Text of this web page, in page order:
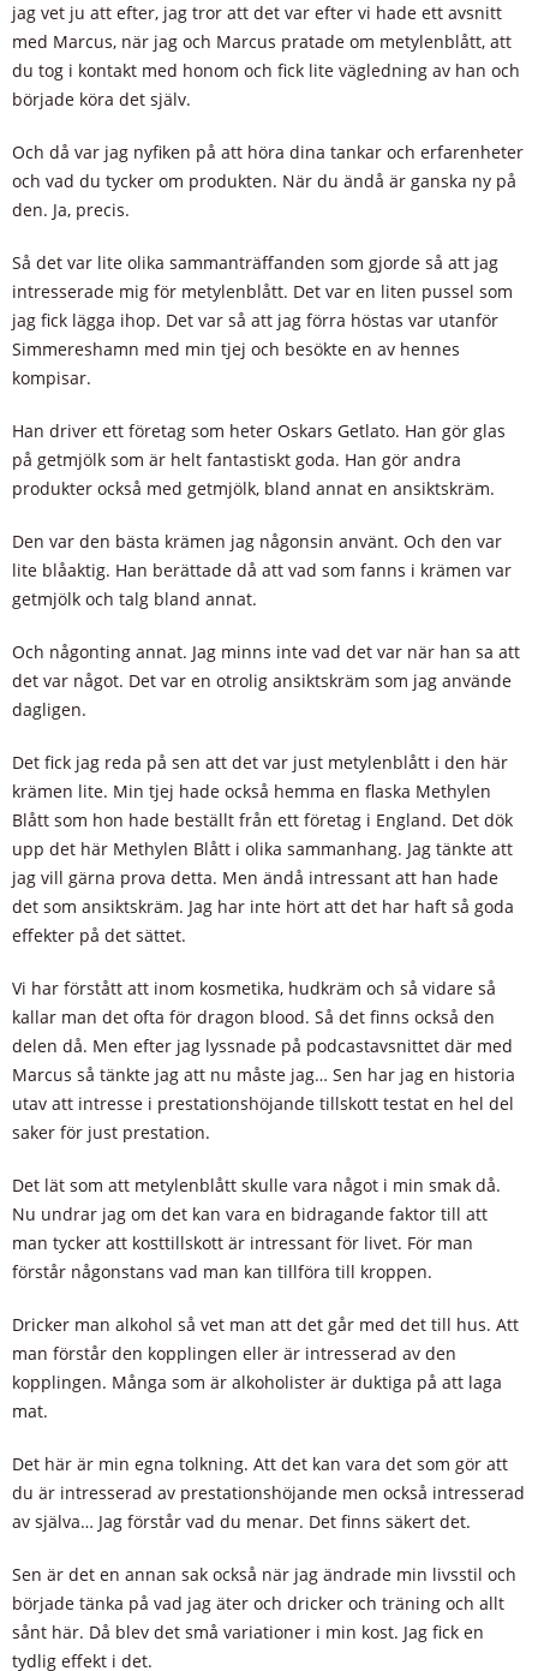
jag vet ju att efter, jag tror att det var efter vi hade ett avsnitt
med Marcus, när jag och Marcus pratade om metylenblått, att
du tog i kontakt med honom och fick lite vägledning av han och
började köra det själv.
Och då var jag nyfiken på att höra dina tankar och erfarenheter
och vad du tycker om produkten. När du ändå är ganska ny på
den. Ja, precis.
Så det var lite olika sammanträffanden som gjorde så att jag
intresserade mig för metylenblått. Det var en liten pussel som
jag fick lägga ihop. Det var så att jag förra höstas var utanför
Simmereshamn med min tjej och besökte en av hennes
kompisar.
Han driver ett företag som heter Oskars Getlato. Han gör glas
på getmjölk som är helt fantastiskt goda. Han gör andra
produkter också med getmjölk, bland annat en ansiktskräm.
Den var den bästa krämen jag någonsin använt. Och den var
lite blåaktig. Han berättade då att vad som fanns i krämen var
getmjölk och talg bland annat.
Och någonting annat. Jag minns inte vad det var när han sa att
det var något. Det var en otrolig ansiktskräm som jag använde
dagligen.
Det fick jag reda på sen att det var just metylenblått i den här
krämen lite. Min tjej hade också hemma en flaska Methylen
Blått som hon hade beställt från ett företag i England. Det dök
upp det här Methylen Blått i olika sammanhang. Jag tänkte att
jag vill gärna prova detta. Men ändå intressant att han hade
det som ansiktskräm. Jag har inte hört att det har haft så goda
effekter på det sättet.
Vi har förstått att inom kosmetika, hudkräm och så vidare så
kallar man det ofta för dragon blood. Så det finns också den
delen då. Men efter jag lyssnade på podcastavsnittet där med
Marcus så tänkte jag att nu måste jag… Sen har jag en historia
utav att intresse i prestationshöjande tillskott testat en hel del
saker för just prestation.
Det lät som att metylenblått skulle vara något i min smak då.
Nu undrar jag om det kan vara en bidragande faktor till att
man tycker att kosttillskott är intressant för livet. För man
förstår någonstans vad man kan tillföra till kroppen.
Dricker man alkohol så vet man att det går med det till hus. Att
man förstår den kopplingen eller är intresserad av den
kopplingen. Många som är alkoholister är duktiga på att laga
mat.
Det här är min egna tolkning. Att det kan vara det som gör att
du är intresserad av prestationshöjande men också intresserad
av själva… Jag förstår vad du menar. Det finns säkert det.
Sen är det en annan sak också när jag ändrade min livsstil och
började tänka på vad jag äter och dricker och träning och allt
sånt här. Då blev det små variationer i min kost. Jag fick en
tydlig effekt i det.